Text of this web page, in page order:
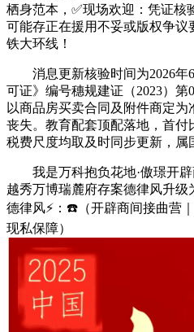
栖身范本，✅现场欢迎：凭证核
可能存正在援用不妥或版权争议
铁大环线！
消息更新核验时间为2026年6
可证》编号穗规建证（2023）第
以商品房买卖合同及附件商定
丧失。教育配套顶配落地，首付
税费尺度均取及时同步更新，属
我是万科抱负花地·傲璟开辟
越秀万博瑞麓府存案德律风升级
德律风⚡：☎️（开辟商间接曲营
现私保障）